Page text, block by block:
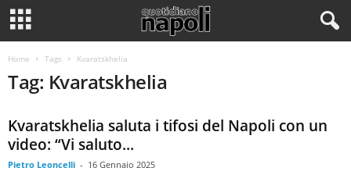
Home Tags Kvaratskhelia
Tag: Kvaratskhelia
Kvaratskhelia saluta i tifosi del Napoli con un
video: “Vi saluto...
Pietro Leoncelli - 16 Gennaio 2025